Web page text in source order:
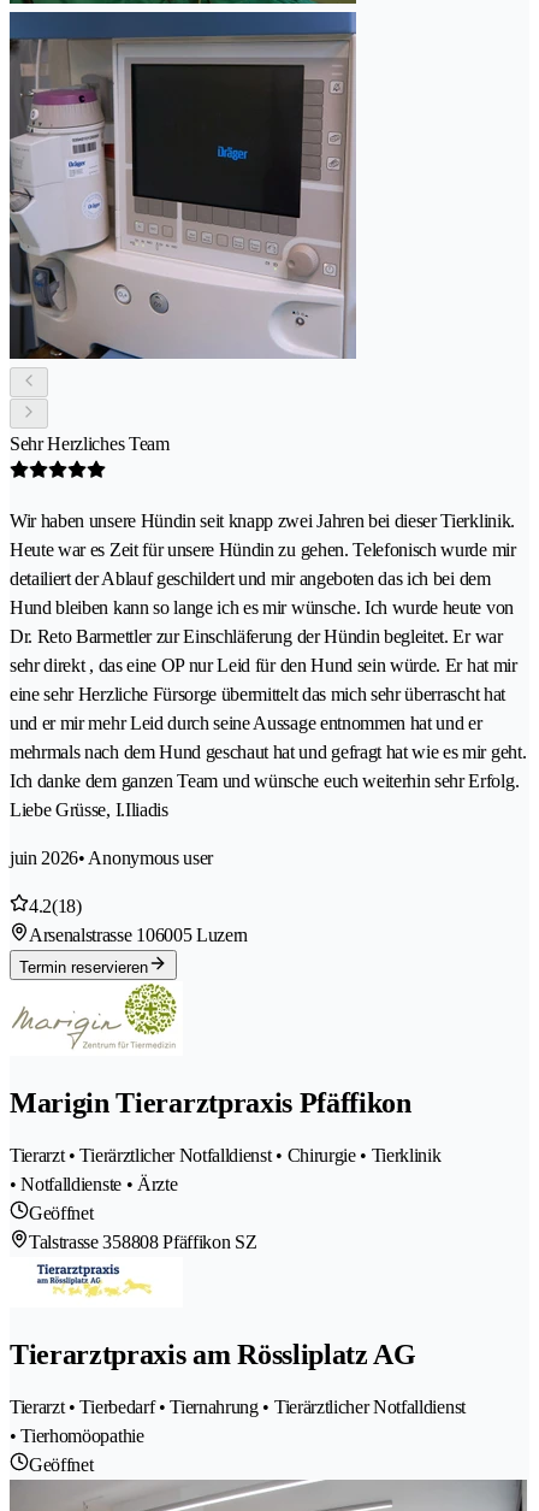
Sehr Herzliches Team
Wir haben unsere Hündin seit knapp zwei Jahren bei dieser Tierklinik.
Heute war es Zeit für unsere Hündin zu gehen. Telefonisch wurde mir
detailiert der Ablauf geschildert und mir angeboten das ich bei dem
Hund bleiben kann so lange ich es mir wünsche. Ich wurde heute von
Dr. Reto Barmettler zur Einschläferung der Hündin begleitet. Er war
sehr direkt , das eine OP nur Leid für den Hund sein würde. Er hat mir
eine sehr Herzliche Fürsorge übermittelt das mich sehr überrascht hat
und er mir mehr Leid durch seine Aussage entnommen hat und er
mehrmals nach dem Hund geschaut hat und gefragt hat wie es mir geht.
Ich danke dem ganzen Team und wünsche euch weiterhin sehr Erfolg.
Liebe Grüsse, I.Iliadis
juin 2026• Anonymous user
4.2(18)
Arsenalstrasse 106005 Luzern
Termin reservieren
Marigin Tierarztpraxis Pfäffikon
Tierarzt • Tierärztlicher Notfalldienst • Chirurgie • Tierklinik
• Notfalldienste • Ärzte
Geöffnet
Talstrasse 358808 Pfäffikon SZ
Tierarztpraxis am Rössliplatz AG
Tierarzt • Tierbedarf • Tiernahrung • Tierärztlicher Notfalldienst
• Tierhomöopathie
Geöffnet